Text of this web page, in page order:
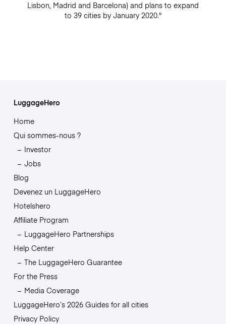
Lisbon, Madrid and Barcelona) and plans to expand
to 39 cities by January 2020."
LuggageHero
Home
Qui sommes-nous ?
Investor
Jobs
Blog
Devenez un LuggageHero
Hotelshero
Affiliate Program
LuggageHero Partnerships
Help Center
The LuggageHero Guarantee
For the Press
Media Coverage
LuggageHero’s 2026 Guides for all cities
Privacy Policy